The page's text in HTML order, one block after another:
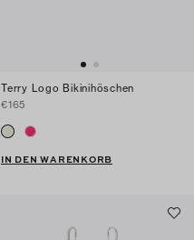
Terry Logo Bikinihöschen
€165
IN DEN WARENKORB